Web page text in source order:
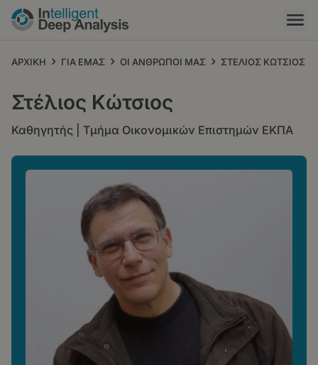
Παράκαμψη
προς
κυρίως
ΑΡΧΙΚΗ › ΓΙΑ ΕΜΑΣ › ΟΙ ΑΝΘΡΩΠΟΙ ΜΑΣ › ΣΤΕΛΙΟΣ ΚΩΤΣΙΟΣ
Στέλιος Κώτσιος
Καθηγητής | Τμήμα Οικονομικών Επιστημών ΕΚΠΑ